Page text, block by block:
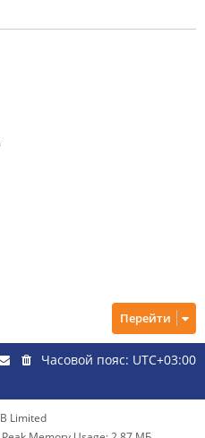
Перейти
Часовой пояс: UTC+03:00
Limited